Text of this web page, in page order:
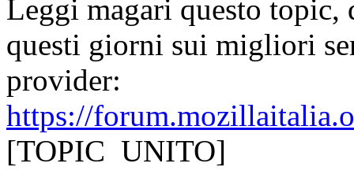
Leggi magari questo topic,
questi giorni sui migliori
provider:
https://
[TOPIC UNITO]